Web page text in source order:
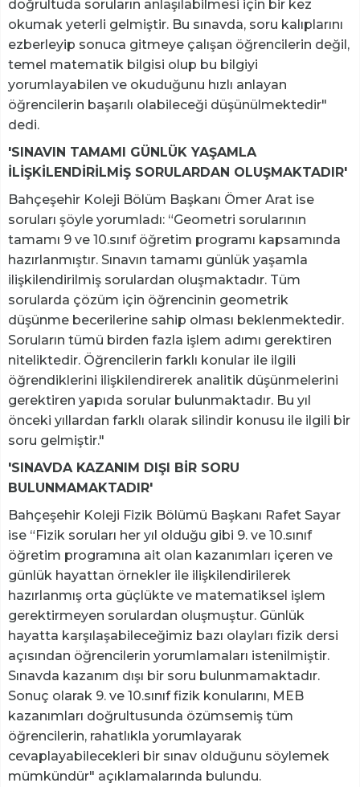
doğrultuda soruların anlaşılabilmesi için bir kez
okumak yeterli gelmiştir. Bu sınavda, soru kalıplarını
ezberleyip sonuca gitmeye çalışan öğrencilerin değil,
temel matematik bilgisi olup bu bilgiyi
yorumlayabilen ve okuduğunu hızlı anlayan
öğrencilerin başarılı olabileceği düşünülmektedir"
dedi.
'SINAVIN TAMAMI GÜNLÜK YAŞAMLA
İLİŞKİLENDİRİLMİŞ SORULARDAN OLUŞMAKTADIR'
Bahçeşehir Koleji Bölüm Başkanı Ömer Arat ise
soruları şöyle yorumladı: “Geometri sorularının
tamamı 9 ve 10.sınıf öğretim programı kapsamında
hazırlanmıştır. Sınavın tamamı günlük yaşamla
ilişkilendirilmiş sorulardan oluşmaktadır. Tüm
sorularda çözüm için öğrencinin geometrik
düşünme becerilerine sahip olması beklenmektedir.
Soruların tümü birden fazla işlem adımı gerektiren
niteliktedir. Öğrencilerin farklı konular ile ilgili
öğrendiklerini ilişkilendirerek analitik düşünmelerini
gerektiren yapıda sorular bulunmaktadır. Bu yıl
önceki yıllardan farklı olarak silindir konusu ile ilgili bir
soru gelmiştir."
'SINAVDA KAZANIM DIŞI BİR SORU
BULUNMAMAKTADIR'
Bahçeşehir Koleji Fizik Bölümü Başkanı Rafet Sayar
ise “Fizik soruları her yıl olduğu gibi 9. ve 10.sınıf
öğretim programına ait olan kazanımları içeren ve
günlük hayattan örnekler ile ilişkilendirilerek
hazırlanmış orta güçlükte ve matematiksel işlem
gerektirmeyen sorulardan oluşmuştur. Günlük
hayatta karşılaşabileceğimiz bazı olayları fizik dersi
açısından öğrencilerin yorumlamaları istenilmiştir.
Sınavda kazanım dışı bir soru bulunmamaktadır.
Sonuç olarak 9. ve 10.sınıf fizik konularını, MEB
kazanımları doğrultusunda özümsemiş tüm
öğrencilerin, rahatlıkla yorumlayarak
cevaplayabilecekleri bir sınav olduğunu söylemek
mümkündür" açıklamalarında bulundu.